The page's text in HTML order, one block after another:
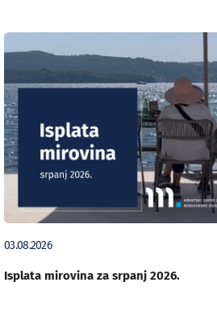
03.08.2026
Isplata mirovina za srpanj 2026.